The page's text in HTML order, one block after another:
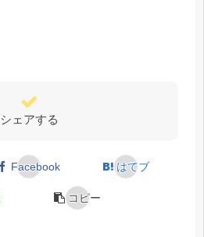
シェアする
Facebook はてブ
コピー